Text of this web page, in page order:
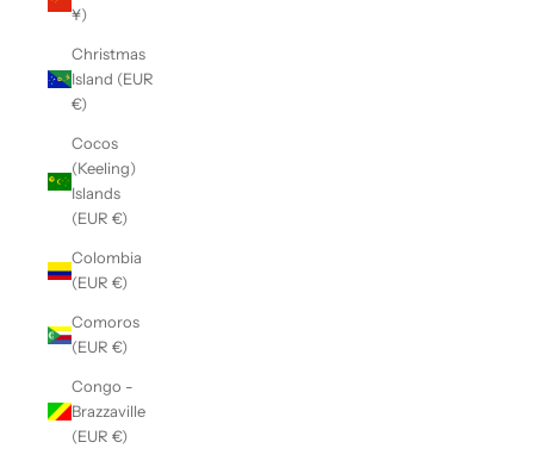
¥)
Christmas
Island (EUR
€)
Cocos
(Keeling)
Islands
(EUR €)
Colombia
(EUR €)
Comoros
(EUR €)
Congo -
Brazzaville
(EUR €)